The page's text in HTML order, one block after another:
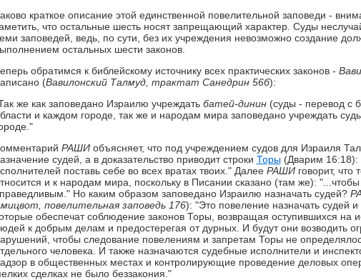
краткое описание этой единственной повелительной заповеди -
что остальные шесть носят запрещающий характер. Суды
заповедей, ведь, по сути, без их учреждения невозможно создание
остальных шести законов.
обратимся к библейскому источнику всех практических законов -
(Вавилонский Талмуд, трактат Санедрин 56б):
же как заповедано Израилю учреждать батей-динин(суды - перевод с
и каждом городе, так же и народам мира заповедано учреждать
РАШИ объясняет, что под учреждением судов для Израиля
судей, а в доказательство приводит строки Торы(Дварим 16:18):
поставь себе во всех вратах твоих." Далее РАШИговорит, что
и к народам мира, поскольку в Писании сказано (там же):
Но каким образом заповедано Израилю назначать судей?
повелительная заповедь 176): "Это повеление назначать судей
обеспечат соблюдение законов Торы, возвращая оступившихся на
к добрым делам и предостерегая от дурных. И будут они возводить
чтобы следование повелениям и запретам Торы не
человека. И также назначаются судебные исполнители и
в общественных местах и контролирующие проведение деловых
сделках не было беззакония."